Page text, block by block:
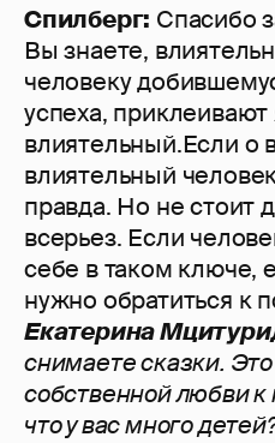
Спилберг: Спасибо
Вы знаете,
человеку
успеха,
влиятельный.Если о
влиятельный
правда. Но не стоит
всерьез. Если
себе в таком ключе,
нужно обратиться к
Екатерина
снимаете сказки.
собственной любви к
что у вас много